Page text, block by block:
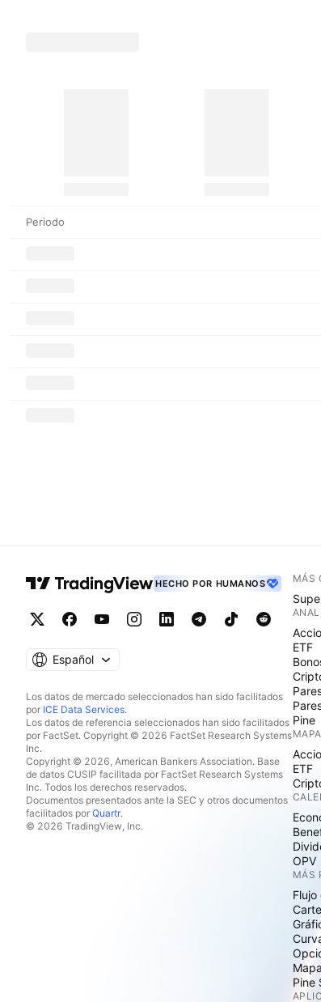
Periodo
HECHO POR HUMANOS
Español
Los datos de mercado seleccionados han sido facilitados
por ICE Data Services.
Los datos de referencia seleccionados han sido facilitados
por FactSet. Copyright © 2026 FactSet Research Systems
Inc.
Copyright © 2026, American Bankers Association. Base
de datos CUSIP facilitada por FactSet Research Systems
Inc. Todos los derechos reservados.
Documentos presentados ante la SEC y otros documentos
facilitados por Quartr.
© 2026 TradingView, Inc.
MÁS
ETF
Pine
ETF
OPV
MÁS
Pine